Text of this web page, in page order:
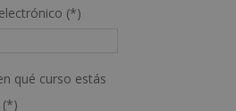
(*)
qué curso estás
(*)